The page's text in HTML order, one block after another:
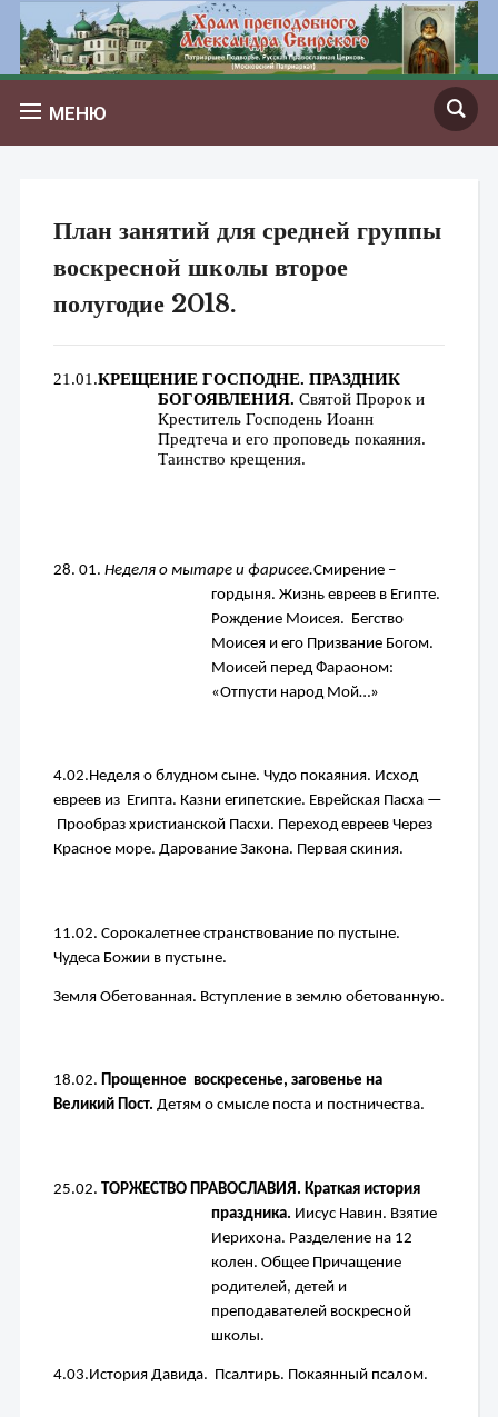
МЕНЮ
План занятий для средней группы
воскресной школы второе
полугодие 2018.
21.01.КРЕЩЕНИЕ ГОСПОДНЕ. ПРАЗДНИК
БОГОЯВЛЕНИЯ. Святой Пророк и
Креститель Господень Иоанн
Предтеча и его проповедь покаяния.
Таинство крещения.
28. 01. Неделя о мытаре и фарисее.Смирение –
гордыня. Жизнь евреев в Египте.
Рождение Моисея.  Бегство
Моисея и его Призвание Богом.
Моисей перед Фараоном:
«Отпусти народ Мой…»
4.02.Неделя о блудном сыне. Чудо покаяния. Исход
евреев из  Египта. Казни египетские. Еврейская Пасха —
Прообраз христианской Пасхи. Переход евреев Через
Красное море. Дарование Закона. Первая скиния.
11.02. Сорокалетнее странствование по пустыне.
Чудеса Божии в пустыне.
Земля Обетованная. Вступление в землю обетованную.
18.02. Прощенное  воскресенье, заговенье на
Великий Пост. Детям о смысле поста и постничества.
25.02. ТОРЖЕСТВО ПРАВОСЛАВИЯ. Краткая история
праздника. Иисус Навин. Взятие
Иерихона. Разделение на 12
колен. Общее Причащение
родителей, детей и
преподавателей воскресной
школы.
4.03. История Давида.  Псалтирь. Покаянный псалом.